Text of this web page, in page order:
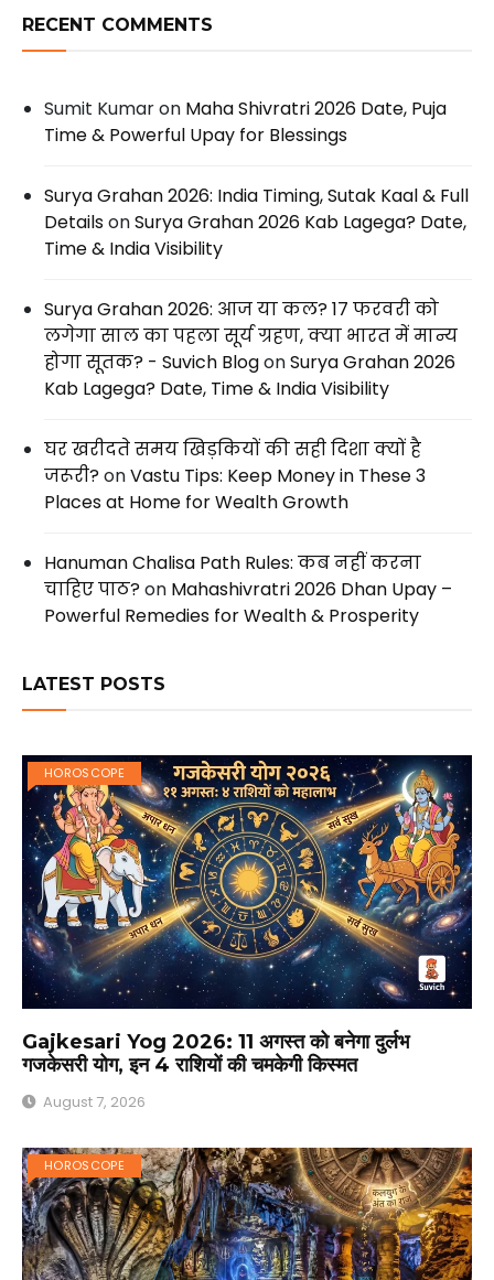
RECENT COMMENTS
Sumit Kumaron Maha Shivratri 2026 Date, Puja
Time & Powerful Upay for Blessings
Surya Grahan 2026: India Timing, Sutak Kaal & Full
DetailsonSurya Grahan 2026 Kab Lagega? Date,
Time & India Visibility
Surya Grahan 2026: आज या कल? 17 फरवरी को
लगेगा साल का पहला सूर्य ग्रहण, क्या भारत में मान्य
होगा सूतक? - Suvich BlogonSurya Grahan 2026
Kab Lagega? Date, Time & India Visibility
घर खरीदते समय खिड़कियों की सही दिशा क्यों है
जरूरी?onVastu Tips: Keep Money in These 3
Places at Home for Wealth Growth
Hanuman Chalisa Path Rules: कब नहीं करना
चाहिए पाठ?on Mahashivratri 2026 Dhan Upay –
Powerful Remedies for Wealth & Prosperity
LATEST POSTS
HOROSCOPE
Gajkesari Yog 2026: 11 अगस्त को बनेगा दुर्लभ
गजकेसरी योग, इन 4 राशियों की चमकेगी किस्मत
August 7, 2026
HOROSCOPE